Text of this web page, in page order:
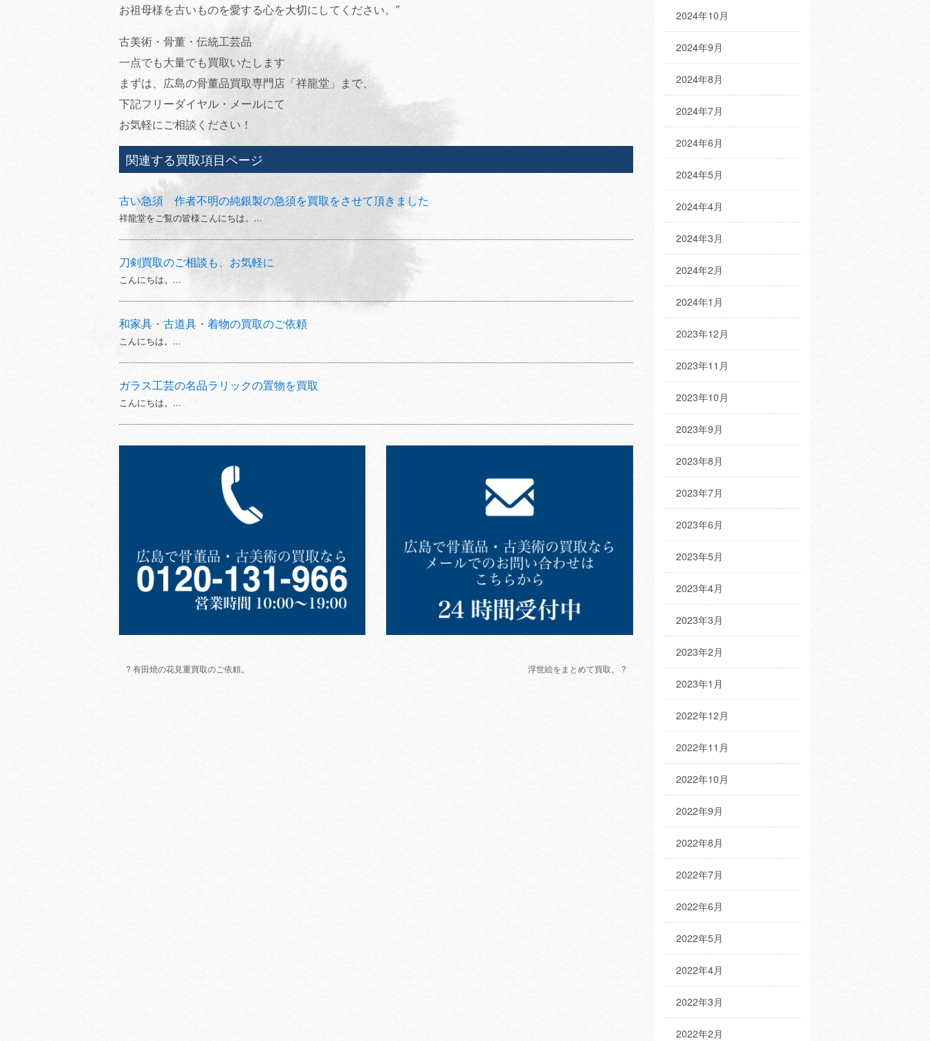
お祖母様を古いものを愛する心を大切にしてください。″
古美術・骨董・伝統工芸品
一点でも大量でも買取いたします
まずは、広島の骨董品買取専門店「祥龍堂」まで、
下記フリーダイヤル・メールにて
お気軽にご相談ください！
関連する買取項目ページ
古い急須 作者不明の純銀製の急須を買取をさせて頂きました
祥龍堂をご覧の皆様こんにちは。...
刀剣買取のご相談も、お気軽に
こんにちは。...
和家具・古道具・着物の買取のご依頼
こんにちは。...
ガラス工芸の名品ラリックの置物を買取
こんにちは。...
? 有田焼の花見重買取のご依頼。 浮世絵をまとめて買取。 ?
2024年10月
2024年9月
2024年8月
2024年7月
2024年6月
2024年5月
2024年4月
2024年3月
2024年2月
2024年1月
2023年12月
2023年11月
2023年10月
2023年9月
2023年8月
2023年7月
2023年6月
2023年5月
2023年4月
2023年3月
2023年2月
2023年1月
2022年12月
2022年11月
2022年10月
2022年9月
2022年8月
2022年7月
2022年6月
2022年5月
2022年4月
2022年3月
2022年2月